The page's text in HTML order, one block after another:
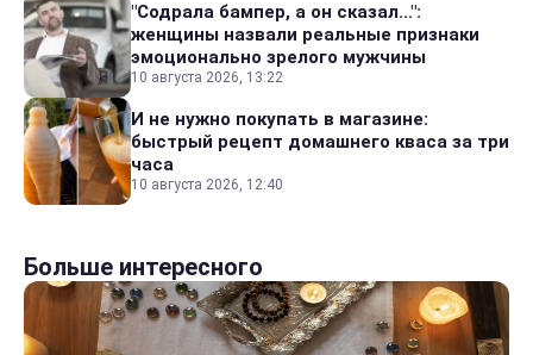
"Содрала бампер, а он сказал...":
женщины назвали реальные признаки
эмоционально зрелого мужчины
10 августа 2026, 13:22
И не нужно покупать в магазине:
быстрый рецепт домашнего кваса за три
часа
10 августа 2026, 12:40
Больше интересного